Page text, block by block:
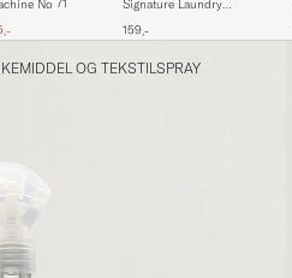
No 71
pris
Signature Laundry
159,-
OG TEKSTILSPRAY